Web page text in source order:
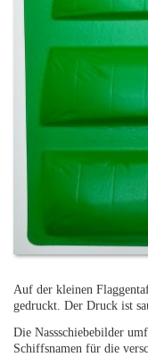
Auf der kleinen
gedruckt. Der Druck ist
Die Nassschiebebilder
Schiffsnamen für die